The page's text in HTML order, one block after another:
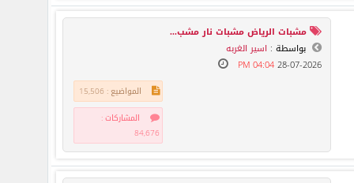
مشبات الرياض مشبات نار مشب...
بواسطة : اسير الغربه
28-07-2026
04:04 PM
المواضيع : 15,506
المشاركات :
84,676